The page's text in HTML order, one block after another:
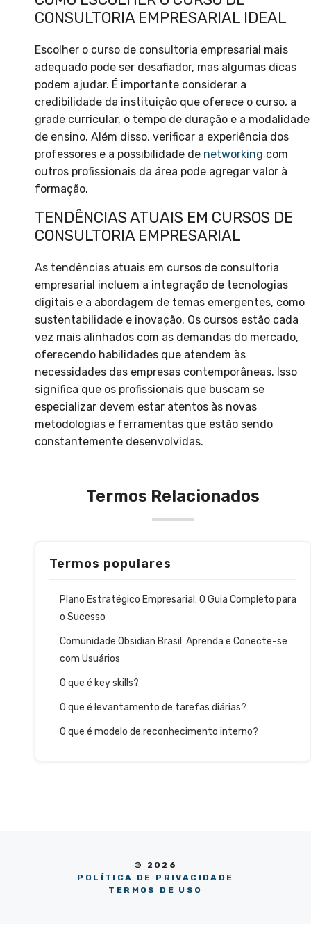
CONSULTORIA EMPRESARIAL IDEAL
Escolher o curso de consultoria empresarial mais
adequado pode ser desafiador, mas algumas dicas
podem ajudar. É importante considerar a
credibilidade da instituição que oferece o curso, a
grade curricular, o tempo de duração e a modalidade
de ensino. Além disso, verificar a experiência dos
professores e a possibilidade de networking com
outros profissionais da área pode agregar valor à
formação.
TENDÊNCIAS ATUAIS EM CURSOS DE
CONSULTORIA EMPRESARIAL
As tendências atuais em cursos de consultoria
empresarial incluem a integração de tecnologias
digitais e a abordagem de temas emergentes, como
sustentabilidade e inovação. Os cursos estão cada
vez mais alinhados com as demandas do mercado,
oferecendo habilidades que atendem às
necessidades das empresas contemporâneas. Isso
significa que os profissionais que buscam se
especializar devem estar atentos às novas
metodologias e ferramentas que estão sendo
constantemente desenvolvidas.
Termos Relacionados
Termos populares
Plano Estratégico Empresarial: O Guia Completo para
o Sucesso
Comunidade Obsidian Brasil: Aprenda e Conecte-se
com Usuários
O que é key skills?
O que é levantamento de tarefas diárias?
O que é modelo de reconhecimento interno?
© 2026
POLÍTICA DE PRIVACIDADE
TERMOS DE USO